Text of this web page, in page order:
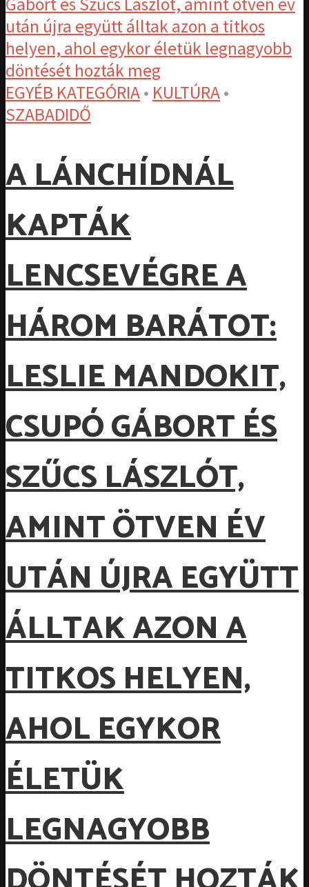
EGYÉB KATEGÓRIA• KULTÚRA•
SZABADIDŐ
A LÁNCHÍDNÁL
KAPTÁK
LENCSEVÉGRE A
HÁROM BARÁTOT:
LESLIE MANDOKIT,
CSUPÓ GÁBORT ÉS
SZŰCS LÁSZLÓT,
AMINT ÖTVEN ÉV
UTÁN ÚJRA EGYÜTT
ÁLLTAK AZON A
TITKOS HELYEN,
AHOL EGYKOR
ÉLETÜK
LEGNAGYOBB